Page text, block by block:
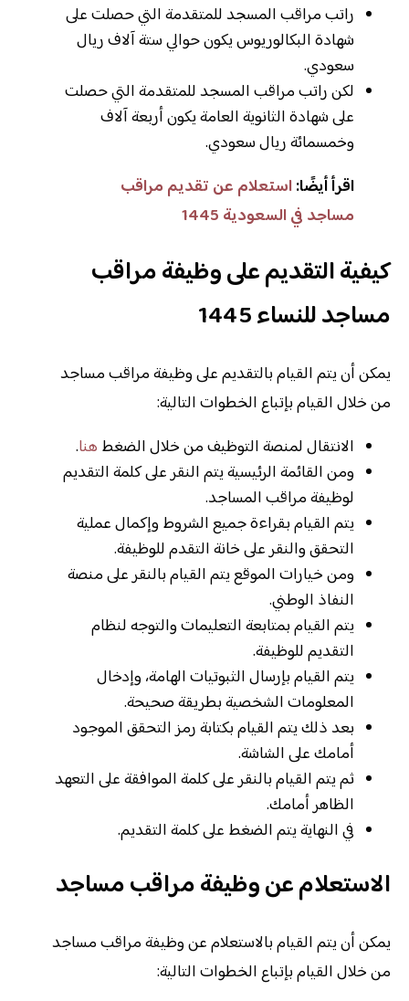
راتب مراقب المسجد للمتقدمة التي حصلت على
شهادة البكالوريوس يكون حوالي ستة آلاف ريال
سعودي.
لكن راتب مراقب المسجد للمتقدمة التي حصلت
على شهادة الثانوية العامة يكون أربعة آلاف
وخمسمائة ريال سعودي.
اقرأ أيضًا: استعلام عن تقديم مراقب
مساجد في السعودية 1445
كيفية التقديم على وظيفة مراقب
مساجد للنساء 1445
يمكن أن يتم القيام بالتقديم على وظيفة مراقب مساجد
من خلال القيام بإتباع الخطوات التالية:
الانتقال لمنصة التوظيف من خلال الضغط هنا.
ومن القائمة الرئيسية يتم النقر على كلمة التقديم
لوظيفة مراقب المساجد.
يتم القيام بقراءة جميع الشروط وإكمال عملية
التحقق والنقر على خانة التقدم للوظيفة.
ومن خيارات الموقع يتم القيام بالنقر على منصة
النفاذ الوطني.
يتم القيام بمتابعة التعليمات والتوجه لنظام
التقديم للوظيفة.
يتم القيام بإرسال الثبوتيات الهامة، وإدخال
المعلومات الشخصية بطريقة صحيحة.
بعد ذلك يتم القيام بكتابة رمز التحقق الموجود
أمامك على الشاشة.
ثم يتم القيام بالنقر على كلمة الموافقة على التعهد
الظاهر أمامك.
في النهاية يتم الضغط على كلمة التقديم.
الاستعلام عن وظيفة مراقب مساجد
يمكن أن يتم القيام بالاستعلام عن وظيفة مراقب مساجد
من خلال القيام بإتباع الخطوات التالية: